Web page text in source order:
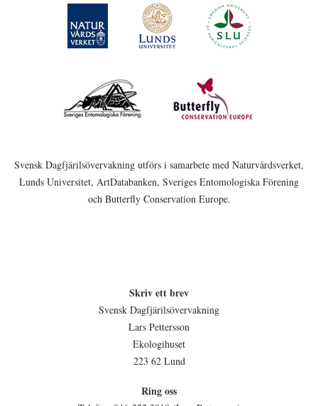
Svensk Dagfjärilsövervakning utförs i samarbete med Naturvårdsverket,
Lunds Universitet, ArtDatabanken, Sveriges Entomologiska Förening
och Butterfly Conservation Europe.
Skriv ett brev
Svensk Dagfjärilsövervakning
Lars Pettersson
Ekologihuset
223 62 Lund
Ring oss